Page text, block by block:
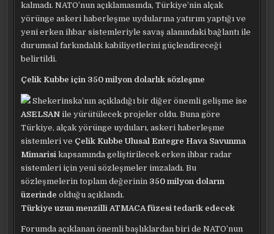
kalmadı. NATO’nun açıklamasında, Türkiye’nin alçak
yörünge askeri haberleşme uydularına yatırım yaptığı ve
yeni erken ihbar sistemleriyle savaş alanındaki bağlantı ile
durumsal farkındalık kabiliyetlerini güçlendireceği
belirtildi.
Çelik Kubbe için 350 milyon dolarlık sözleşme
Shekerinska’nın açıkladığı bir diğer önemli gelişme ise
ASELSANile yürütülecek projeler oldu. Buna göre
Türkiye, alçak yörünge uyduları, askeri haberleşme
sistemleri ve Çelik Kubbe Ulusal Entegre Hava Savunma
Mimarisi kapsamında geliştirilecek erken ihbar radar
sistemleri için yeni sözleşmeler imzaladı. Bu
sözleşmelerin toplam değerinin 350 milyon doların
üzerinde olduğu açıklandı.
Türkiye uzun menzilli ATMACA füzesi tedarik edecek
Forumda açıklanan önemli başlıklardan biri de NATO’nun